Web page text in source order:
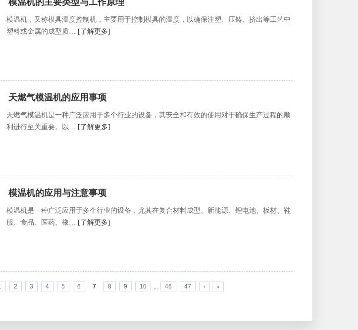
模温机的主要类型与工作原理
模温机，又称模具温度控制机，主要用于控制模具的温度，以确保注塑、压铸、挤出等工艺中
塑料或金属的成型质… [了解更多]
天燃气模温机的应用事项
天燃气模温机是一种广泛应用于多个行业的设备，其安全和有效的使用对于确保生产过程的顺
利进行至关重要。以… [了解更多]
模温机的应用与注意事项
模温机是一种广泛应用于多个行业的设备，尤其在复合材料成型、新能源、锂电池、板材、鞋
服、食品、医药、橡… [了解更多]
2 3 4 5 6 7 8 9 10 ... 46 47 › »